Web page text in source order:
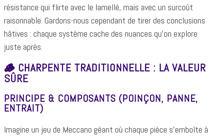
résistance qui flirte avec le lamellé, mais avec un surcoût
raisonnable. Gardons-nous cependant de tirer des conclusions
hâtives : chaque système cache des nuances qu’on explore
juste après.
🪵 CHARPENTE TRADITIONNELLE : LA VALEUR
SÛRE
PRINCIPE & COMPOSANTS (POINÇON, PANNE,
ENTRAIT)
Imagine un jeu de Meccano géant où chaque pièce s’emboîte à